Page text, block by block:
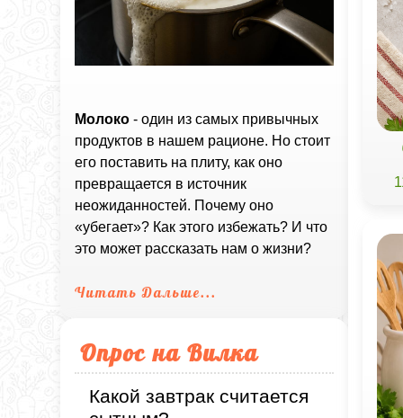
Молоко - один из самых привычных
продуктов в нашем рационе. Но стоит
его поставить на плиту, как оно
превращается в источник
неожиданностей. Почему оно
«убегает»? Как этого избежать? И что
это может рассказать нам о жизни?
Читать Дальше...
Опрос на Вилка
Какой завтрак считается